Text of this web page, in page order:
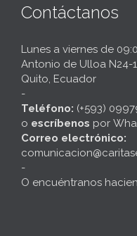
Contáctanos
Lunes a viernes de
Antonio de Ulloa N24-
Quito, Ecuador
-
Teléfono: (+593)
o escríbenos por
Correo electrónico:
-
O encuéntranos